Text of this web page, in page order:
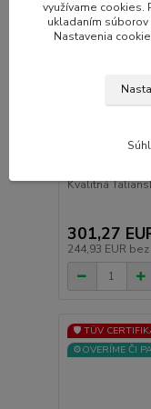
GMP Evento
Kvalitná
301,27
244,93 EUR bez
🛡️ TÜV
⚙️OVERÍME ČI
využívame cookies.
ukladaním súborov
Nastavenia